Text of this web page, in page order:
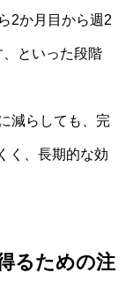
2か月目から週2
といった段階
減らしても、完
く、長期的な効
るための注